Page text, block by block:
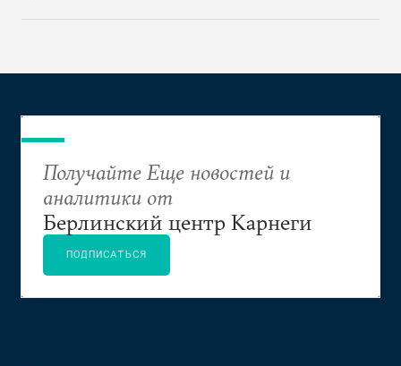
Получайте Еще новостей и
аналитики от
Берлинский центр Карнеги
ПОДПИСАТЬСЯ